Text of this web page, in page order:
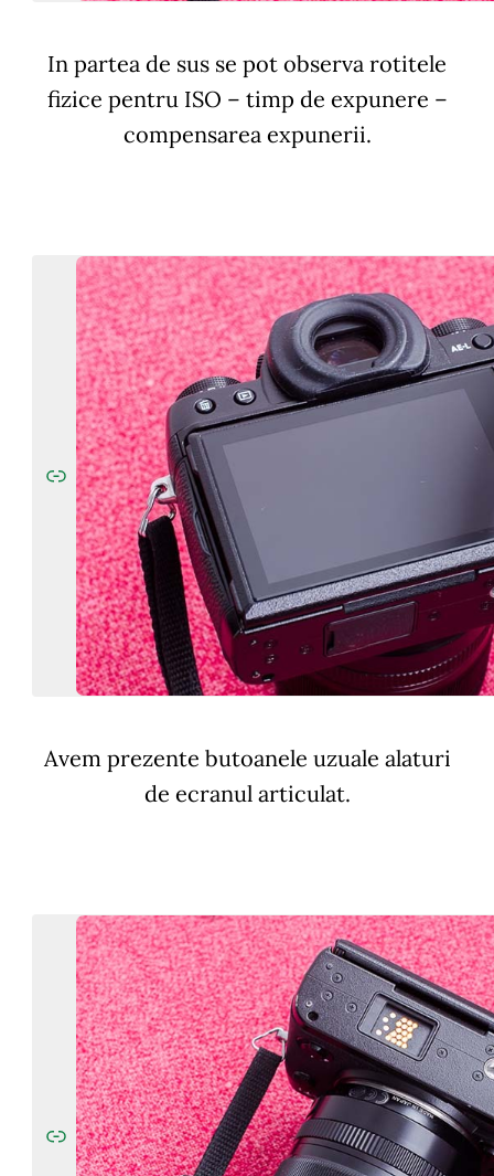
In partea de sus se pot observa rotitele
fizice pentru ISO – timp de expunere –
compensarea expunerii.
Avem prezente butoanele uzuale alaturi
de ecranul articulat.